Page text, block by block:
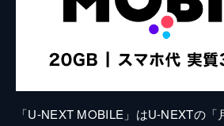
「U-NEXT MOBILE」はU-NEXTの